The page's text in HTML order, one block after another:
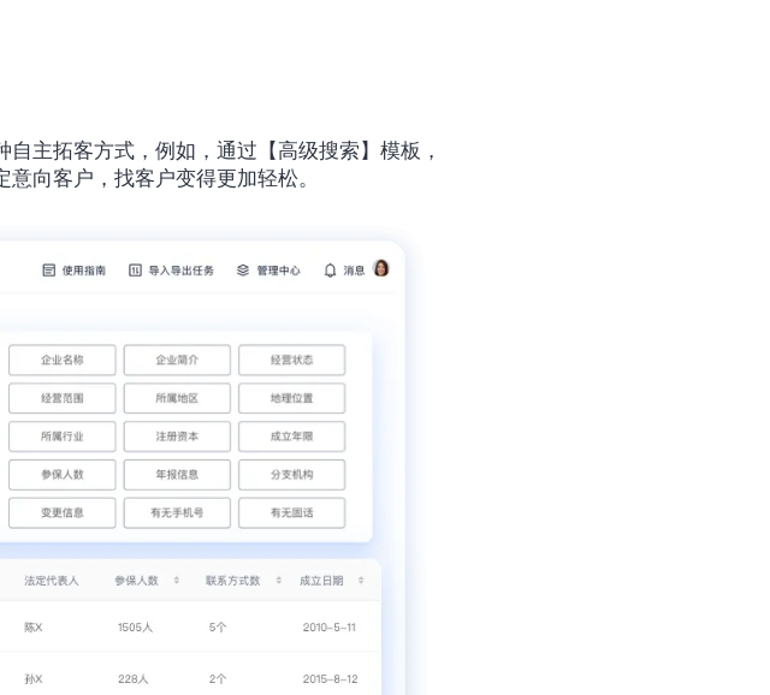
主拓客方式，例如，通过【高级搜索】模板，
向客户，找客户变得更加轻松。